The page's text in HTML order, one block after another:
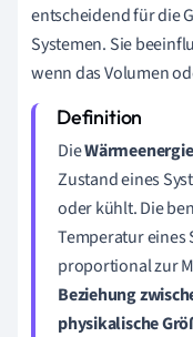
entscheidend für die
Systemen. Sie
wenn das Volumen
DieWärmeenergie
Zustand eines
oder kühlt. Die
Temperatur eines
proportional zur
Beziehung
physikalische